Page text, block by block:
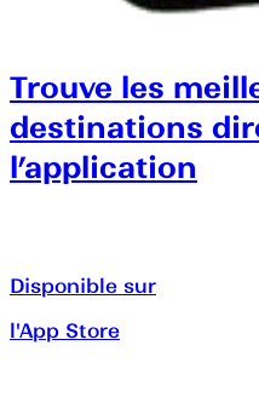
Trouve les
destinations
l’application
Disponible sur
l'App Store